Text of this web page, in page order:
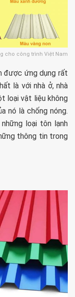
cho công trình Việt Nam
được ứng dụng rất
là với nhà ở, nhà
loại vật liệu không
nó là chống nóng.
loại tôn lạnh
thông tin trong